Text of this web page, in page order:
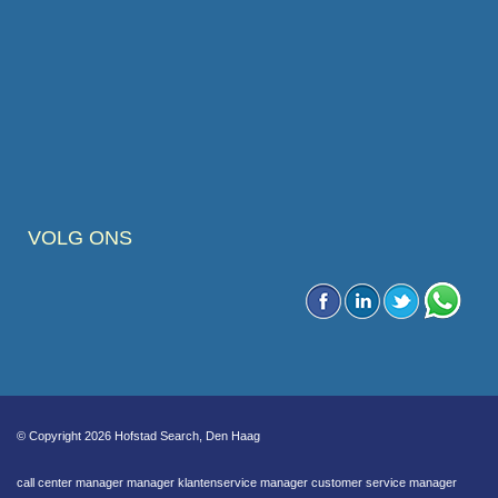
VOLG ONS
© Copyright 2026 Hofstad Search, Den Haag
call center manager manager klantenservice manager customer service manager